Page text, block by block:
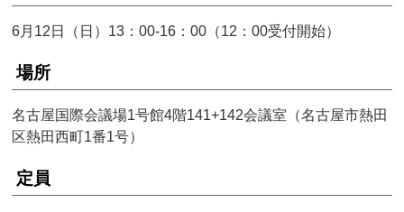
6月12日（日）13：00-16：00（12：00受付開始）
場所
名古屋国際会議場1号館4階141+142会議室（名古屋市熱田
区熱田西町1番1号）
定員